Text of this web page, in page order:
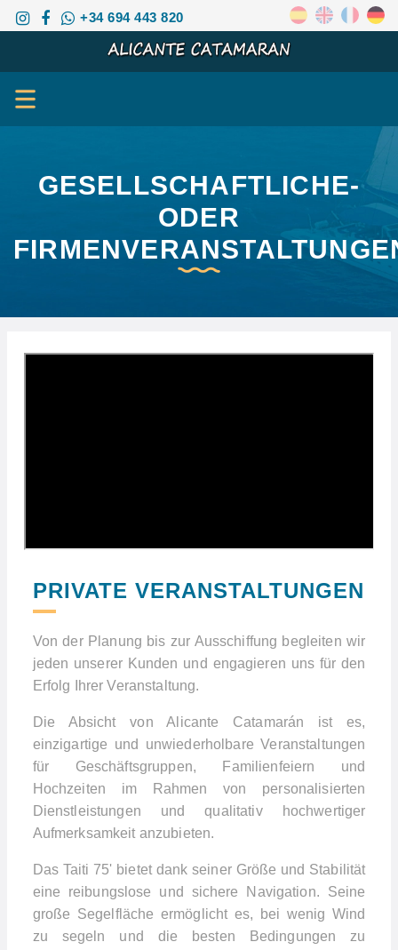
+34 694 443 820
GESELLSCHAFTLICHE-
ODER
PRIVATE VERANSTALTUNGEN
Von der Planung bis zur Ausschiffung begleiten wir
jeden unserer Kunden und engagieren uns für den
Erfolg Ihrer Veranstaltung.
Die Absicht von Alicante Catamarán ist es,
einzigartige und unwiederholbare Veranstaltungen
für Geschäftsgruppen, Familienfeiern und
Hochzeiten im Rahmen von personalisierten
Dienstleistungen und qualitativ hochwertiger
Aufmerksamkeit anzubieten.
Das Taiti 75' bietet dank seiner Größe und Stabilität
eine reibungslose und sichere Navigation. Seine
große Segelfläche ermöglicht es, bei wenig Wind
zu segeln und die besten Bedingungen zu